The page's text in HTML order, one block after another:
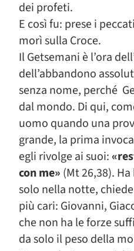
dei profeti.
E così fu: prese i
morì sulla Croce.
Il Getsemani è l’ora
dell’abbandono
senza nome, perché
dal mondo. Di qui,
uomo quando una
grande, la prima
egli rivolge ai suoi:
con me» (Mt 26,38).
solo nella notte,
più cari: Giovanni,
che non ha le forze
da solo il peso della